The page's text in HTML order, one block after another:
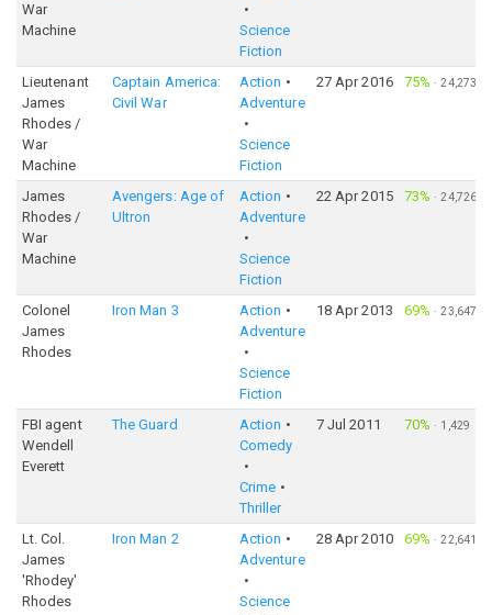
War
Machine
Science
Fiction
Lieutenant
James
Rhodes /
War
Machine
Captain America:
Civil War
Action
Adventure
Science
Fiction
27 Apr 2016 75% ·24,273
James
Rhodes /
War
Machine
Avengers: Age of
Ultron
Action
Adventure
Science
Fiction
22 Apr 2015 73% ·24,726
Colonel
James
Rhodes
Iron Man 3
Action
Adventure
Science
Fiction
18 Apr 2013 69% ·23,647
FBI agent
Wendell
Everett
The Guard
Action
Comedy
Crime
Thriller
7 Jul 2011 70% · 1,429
Lt. Col.
James
'Rhodey'
Rhodes
Iron Man 2
Action
Adventure
Science
28 Apr 2010 69% ·22,641